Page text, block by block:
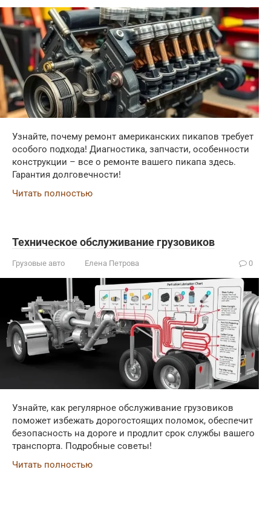
Узнайте, почему ремонт американских пикапов требует
особого подхода! Диагностика, запчасти, особенности
конструкции – все о ремонте вашего пикапа здесь.
Гарантия долговечности!
Читать полностью
Техническое обслуживание грузовиков
Грузовые авто Елена Петрова 0
Узнайте, как регулярное обслуживание грузовиков
поможет избежать дорогостоящих поломок, обеспечит
безопасность на дороге и продлит срок службы вашего
транспорта. Подробные советы!
Читать полностью